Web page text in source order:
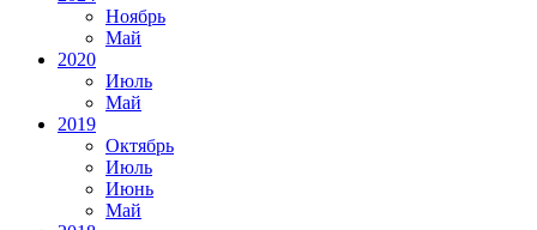
Ноябрь
Май
2020
Июль
Май
2019
Октябрь
Июль
Июнь
Май